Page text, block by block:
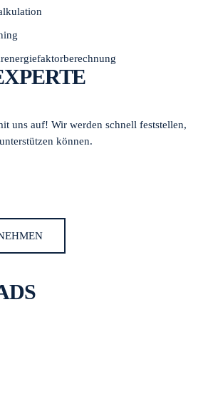
uns auf! Wir werden schnell feststellen,
können.